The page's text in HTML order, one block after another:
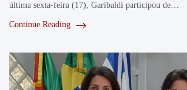
última sexta-feira (17), Garibaldi participou de…
Continue Reading